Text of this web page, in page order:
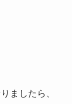
ましたら、